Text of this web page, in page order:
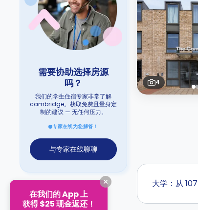
需要协助选择房源
吗？
我们的学生住宿专家非常了解
cambridge。获取免费且量身定
制的建议 — 无任何压力。
专家在线为您解答！
与专家在线聊聊
4
大学：从
在我们的 App 上
获得 $25 现金返还！